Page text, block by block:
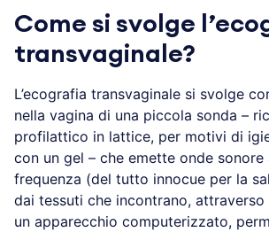
Come si svolge
transvaginale?
L’ecografia transvaginale si svolge
nella vagina di una piccola sonda –
profilattico in lattice, per motivi di
con un gel – che emette onde sonore
frequenza (del tutto innocue per la
dai tessuti che incontrano, attraverso
un apparecchio computerizzato,